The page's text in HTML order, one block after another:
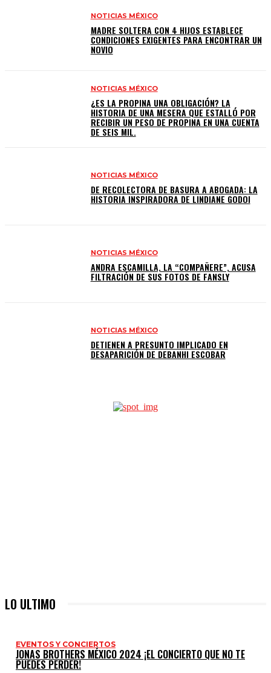
NOTICIAS MÉXICO
MADRE SOLTERA CON 4 HIJOS ESTABLECE
CONDICIONES EXIGENTES PARA ENCONTRAR UN
NOVIO
NOTICIAS MÉXICO
¿ES LA PROPINA UNA OBLIGACIÓN? LA
HISTORIA DE UNA MESERA QUE ESTALLÓ POR
RECIBIR UN PESO DE PROPINA EN UNA CUENTA
DE SEIS MIL.
NOTICIAS MÉXICO
DE RECOLECTORA DE BASURA A ABOGADA: LA
HISTORIA INSPIRADORA DE LINDIANE GODOI
NOTICIAS MÉXICO
ANDRA ESCAMILLA, LA “COMPAÑERE”, ACUSA
FILTRACIÓN DE SUS FOTOS DE FANSLY
NOTICIAS MÉXICO
DETIENEN A PRESUNTO IMPLICADO EN
DESAPARICIÓN DE DEBANHI ESCOBAR
LO ULTIMO
EVENTOS Y CONCIERTOS
JONAS BROTHERS MÉXICO 2024 ¡EL CONCIERTO QUE NO TE
PUEDES PERDER!